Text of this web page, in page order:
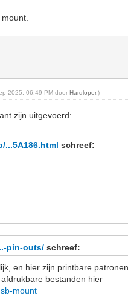
2025, 06:49 PM doorHardloper.)
zijn uitgevoerd:
...5A186.html schreef:
pin-outs/ schreef:
en hier zijn printbare
bestanden hier
mount